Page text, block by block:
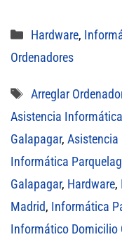
Categorías
Hardware,
Ordenadores
Etiquetas
Arreglar
Asistencia
Galapagar,
Informática
Galapagar, Hardware,
Madrid, Informática
Informático Domicilio